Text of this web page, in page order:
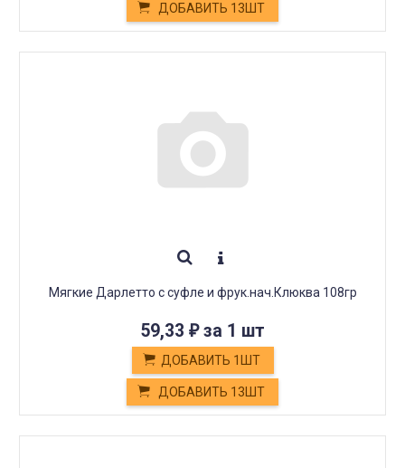
ДОБАВИТЬ 13ШТ
Мягкие Дарлетто с суфле и фрук.нач.Клюква 108гр
59,33 ₽за 1 шт
ДОБАВИТЬ 1ШТ
ДОБАВИТЬ 13ШТ